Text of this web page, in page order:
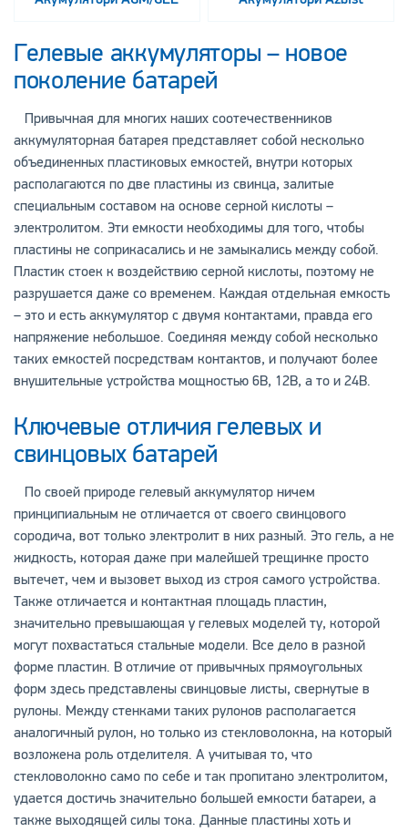
Гелевые аккумуляторы – новое
поколение батарей
Привычная для многих наших соотечественников
аккумуляторная батарея представляет собой несколько
объединенных пластиковых емкостей, внутри которых
располагаются по две пластины из свинца, залитые
специальным составом на основе серной кислоты –
электролитом. Эти емкости необходимы для того, чтобы
пластины не соприкасались и не замыкались между собой.
Пластик стоек к воздействию серной кислоты, поэтому не
разрушается даже со временем. Каждая отдельная емкость
– это и есть аккумулятор с двумя контактами, правда его
напряжение небольшое. Соединяя между собой несколько
таких емкостей посредствам контактов, и получают более
внушительные устройства мощностью 6В, 12В, а то и 24В.
Ключевые отличия гелевых и
свинцовых батарей
По своей природе гелевый аккумулятор ничем
принципиальным не отличается от своего свинцового
сородича, вот только электролит в них разный. Это гель, а не
жидкость, которая даже при малейшей трещинке просто
вытечет, чем и вызовет выход из строя самого устройства.
Также отличается и контактная площадь пластин,
значительно превышающая у гелевых моделей ту, которой
могут похвастаться стальные модели. Все дело в разной
форме пластин. В отличие от привычных прямоугольных
форм здесь представлены свинцовые листы, свернутые в
рулоны. Между стенками таких рулонов располагается
аналогичный рулон, но только из стекловолокна, на который
возложена роль отделителя. А учитывая то, что
стекловолокно само по себе и так пропитано электролитом,
удается достичь значительно большей емкости батареи, а
также выходящей силы тока. Данные пластины хоть и